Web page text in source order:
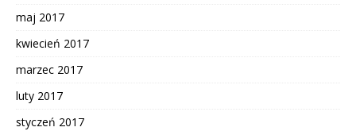
maj 2017
kwiecień 2017
marzec 2017
luty 2017
styczeń 2017